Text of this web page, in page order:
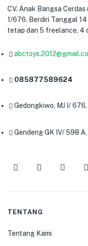
CV. Anak Bangsa
1/676. Berdiri Tanggal
tetap dan 5 freelance, 4
085877589624
Gedongkiwo, MJ I/
Gendeng GK IV/ 598
TENTANG
Tentang Kami